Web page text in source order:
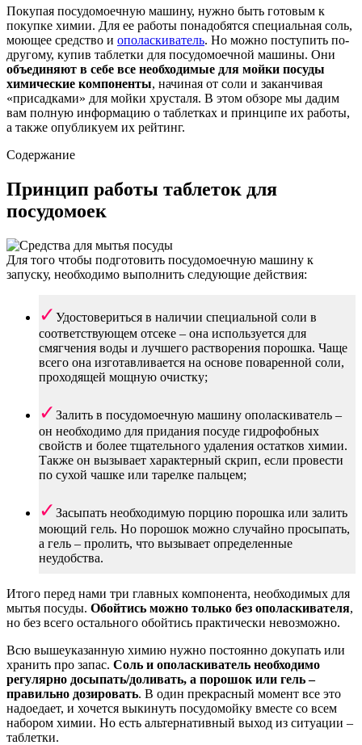
Покупая посудомоечную машину, нужно быть готовым к
покупке химии. Для ее работы понадобятся специальная соль,
моющее средство и ополаскиватель. Но можно поступить по-
другому, купив таблетки для посудомоечной машины. Они
объединяют в себе все необходимые для мойки посуды
химические компоненты, начиная от соли и заканчивая
«присадками» для мойки хрусталя. В этом обзоре мы дадим
вам полную информацию о таблетках и принципе их работы,
а также опубликуем их рейтинг.
Содержание
Принцип работы таблеток для
посудомоек
Для того чтобы подготовить посудомоечную машину к
запуску, необходимо выполнить следующие действия:
Удостовериться в наличии специальной соли в
соответствующем отсеке – она используется для
смягчения воды и лучшего растворения порошка. Чаще
всего она изготавливается на основе поваренной соли,
проходящей мощную очистку;
Залить в посудомоечную машину ополаскиватель –
он необходимо для придания посуде гидрофобных
свойств и более тщательного удаления остатков химии.
Также он вызывает характерный скрип, если провести
по сухой чашке или тарелке пальцем;
Засыпать необходимую порцию порошка или залить
моющий гель. Но порошок можно случайно просыпать,
а гель – пролить, что вызывает определенные
неудобства.
Итого перед нами три главных компонента, необходимых для
мытья посуды. Обойтись можно только без ополаскивателя,
но без всего остального обойтись практически невозможно.
Всю вышеуказанную химию нужно постоянно докупать или
хранить про запас. Соль и ополаскиватель необходимо
регулярно досыпать/доливать, а порошок или гель –
правильно дозировать. В один прекрасный момент все это
надоедает, и хочется выкинуть посудомойку вместе со всем
набором химии. Но есть альтернативный выход из ситуации –
таблетки.